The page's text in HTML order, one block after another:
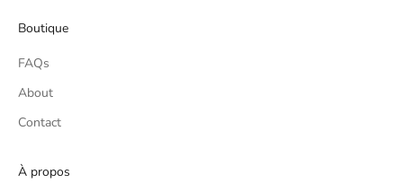
Boutique
FAQs
About
Contact
À propos